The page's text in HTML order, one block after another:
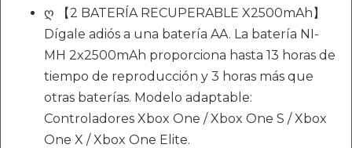
ღ 【2 BATERÍA RECUPERABLE X2500mAh】
Dígale adiós a una batería AA. La batería NI-
MH 2x2500mAh proporciona hasta 13 horas de
tiempo de reproducción y 3 horas más que
otras baterías. Modelo adaptable:
Controladores Xbox One / Xbox One S / Xbox
One X / Xbox One Elite.